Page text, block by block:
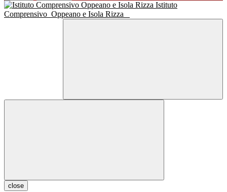
Istituto
Comprensivo Oppeano e Isola Rizza
close